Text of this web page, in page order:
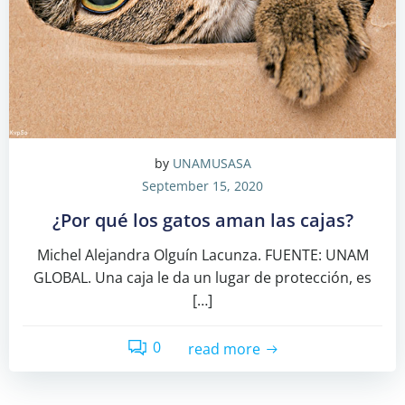
by UNAMUSASA
September 15, 2020
¿Por qué los gatos aman las cajas?
Michel Alejandra Olguín Lacunza. FUENTE: UNAM
GLOBAL. Una caja le da un lugar de protección, es
[…]
0 read more